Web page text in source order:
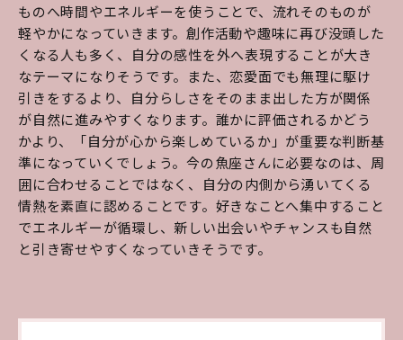
ものへ時間やエネルギーを使うことで、流れそのものが
軽やかになっていきます。創作活動や趣味に再び没頭した
くなる人も多く、自分の感性を外へ表現することが大き
なテーマになりそうです。また、恋愛面でも無理に駆け
引きをするより、自分らしさをそのまま出した方が関係
が自然に進みやすくなります。誰かに評価されるかどう
かより、「自分が心から楽しめているか」が重要な判断基
準になっていくでしょう。今の魚座さんに必要なのは、周
囲に合わせることではなく、自分の内側から湧いてくる
情熱を素直に認めることです。好きなことへ集中すること
でエネルギーが循環し、新しい出会いやチャンスも自然
と引き寄せやすくなっていきそうです。